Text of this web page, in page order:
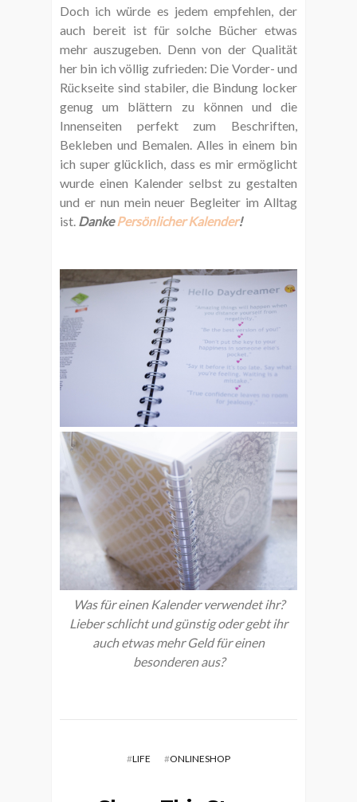
Doch ich würde es jedem empfehlen, der
auch bereit ist für solche Bücher etwas
mehr auszugeben. Denn von der Qualität
her bin ich völlig zufrieden: Die Vorder- und
Rückseite sind stabiler, die Bindung locker
genug um blättern zu können und die
Innenseiten perfekt zum Beschriften,
Bekleben und Bemalen. Alles in einem bin
ich super glücklich, dass es mir ermöglicht
wurde einen Kalender selbst zu gestalten
und er nun mein neuer Begleiter im Alltag
ist. DankePersönlicher Kalender!
Was für einen Kalender verwendet ihr?
Lieber schlicht und günstig oder gebt ihr
auch etwas mehr Geld für einen
besonderen aus?
#LIFE #ONLINESHOP